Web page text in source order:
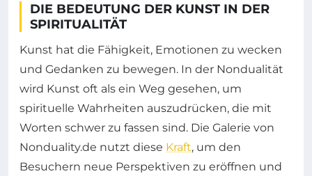
DIE BEDEUTUNG DER KUNST IN DER
SPIRITUALITÄT
Kunst hat die Fähigkeit, Emotionen zu wecken
und Gedanken zu bewegen. In der Nondualität
wird Kunst oft als ein Weg gesehen, um
spirituelle Wahrheiten auszudrücken, die mit
Worten schwer zu fassen sind. Die Galerie von
Nonduality.de nutzt diese Kraft, um den
Besuchern neue Perspektiven zu eröffnen und